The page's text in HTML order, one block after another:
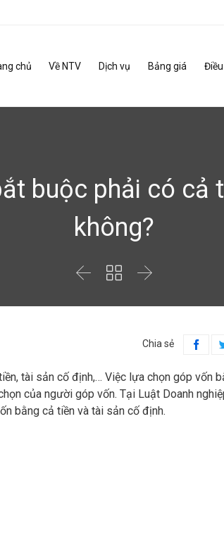
chủ Về NTV Dịch vụ Bảng giá
buộc phải có cả
không?
  
Chia sẻ 
tài sản cố định,… Việc lựa chọn góp vốn
của người góp vốn. Tại Luật Doanh
bằng cả tiền và tài sản cố định.